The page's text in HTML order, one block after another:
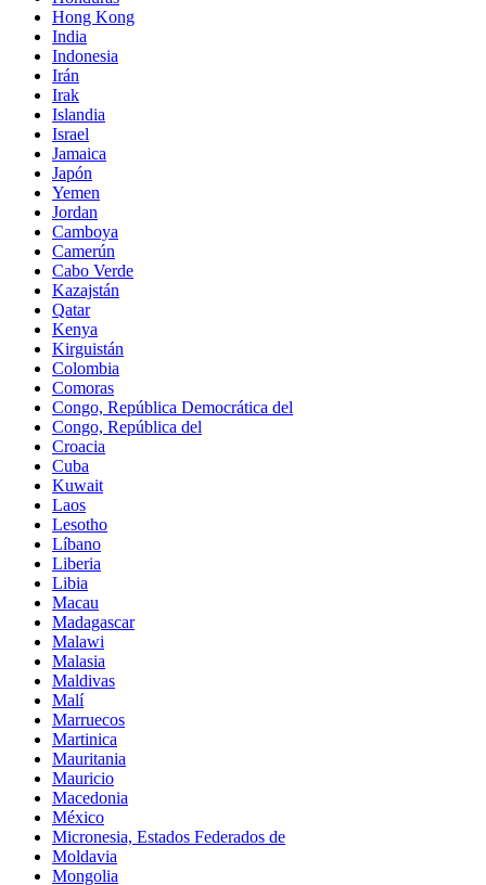
Hong Kong
India
Indonesia
Irán
Irak
Islandia
Israel
Jamaica
Japón
Yemen
Jordan
Camboya
Camerún
Cabo Verde
Kazajstán
Qatar
Kenya
Kirguistán
Colombia
Comoras
Congo, República Democrática del
Congo, República del
Croacia
Cuba
Kuwait
Laos
Lesotho
Líbano
Liberia
Libia
Macau
Madagascar
Malawi
Malasia
Maldivas
Malí
Marruecos
Martinica
Mauritania
Mauricio
Macedonia
México
Micronesia, Estados Federados de
Moldavia
Mongolia